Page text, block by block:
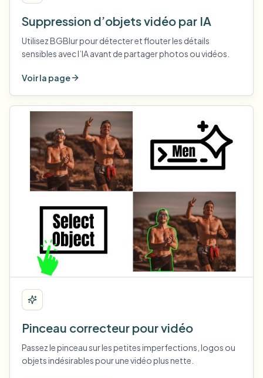
Suppression d’objets vidéo par IA
Utilisez BGBlur pour détecter et flouter les détails
sensibles avec l’IA avant de partager photos ou vidéos.
Voir la page
Pinceau correcteur pour vidéo
Passez le pinceau sur les petites imperfections, logos ou
objets indésirables pour une vidéo plus nette.